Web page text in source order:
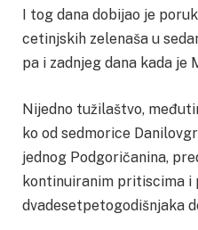
I tog dana dobijao je
cetinjskih zelenaša u
pa i zadnjeg dana kada je
Nijedno tužilaštvo,
ko od sedmorice
jednog Podgoričanina,
kontinuiranim pritiscima i
dvadesetpetogodišnjaka